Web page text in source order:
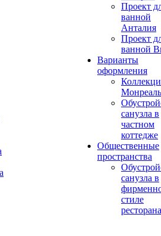
Проект
ванной
Анталия
Проект
ванной
Варианты
оформления
Монреаль
санузла в
частном
коттедже
Общественные
пространства
санузла в
стиле
ресторана